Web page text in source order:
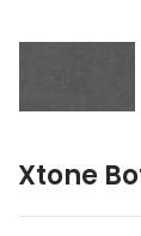
Xtone